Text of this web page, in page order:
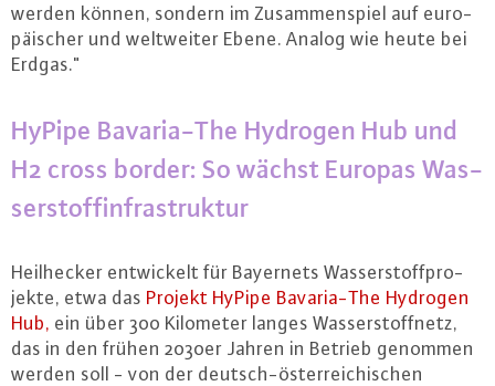
werden können, sondern im Zu­sam­men­spiel auf eu­ro­
päi­scher und welt­wei­ter Ebene. Analog wie heute bei
Erdgas."
HyPipe Ba­va­ria-The Hydrogen Hub und
H2 cross border: So wächst Europas Was­
ser­stoff­in­fra­struk­tur
Heil­he­cker ent­wi­ckelt für Bayernets Was­ser­stoff­pro­
jek­te, etwa das Projekt HyPipe Ba­va­ria-The Hydrogen
Hub, ein über 300 Kilometer langes Was­ser­stoff­netz,
das in den frühen 2030er Jahren in Betrieb genommen
werden soll - von der deutsch-ös­ter­rei­chi­schen